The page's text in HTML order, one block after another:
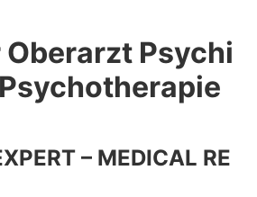
Psychi
– MEDICAL RE